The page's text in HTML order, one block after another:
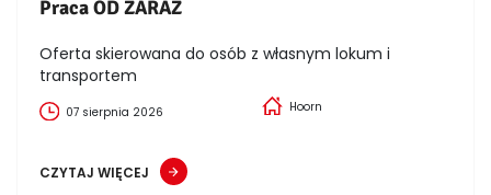
Praca OD ZARAZ
Oferta skierowana do osób z własnym lokum i
transportem
07 sierpnia 2026 Hoorn
CZYTAJ WIĘCEJ